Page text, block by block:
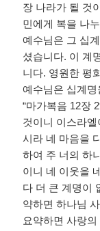
장 나라가 될 것
민에게 복을 나
예수님은 그 십
셨습니다. 이 계
니다. 영원한 평
예수님은 십계
“마가복음 12장
것이니 이스라
시라 네 마음을
하여 주 너의 하
이니 네 이웃을
다 더 큰 계명이
약하면 하나님
요약하면 사랑